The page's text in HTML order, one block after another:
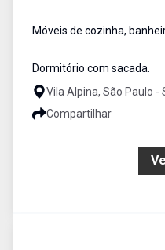
Móveis de cozinha,
Dormitório com sacada.
Vila Alpina, São Paulo -
Compartilhar